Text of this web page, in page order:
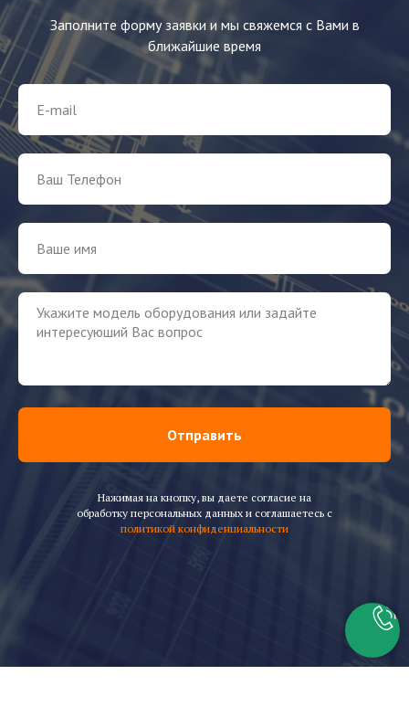
Заполните форму заявки и мы свяжемся с Вами в
ближайшие время
Отправить
Нажимая на кнопку, вы даете согласие на
обработку персональных данных и соглашаетесь c
политикой конфиденциальности